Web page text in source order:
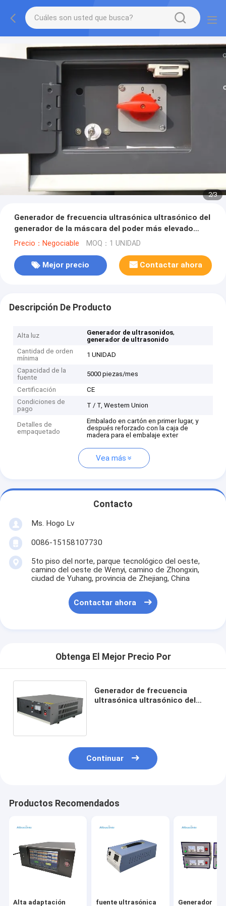
2/3
Generador de frecuencia ultrasónica ultrasónico del
generador de la máscara del poder más elevado
médico de la máquina
Precio：Negociable MOQ：1 UNIDAD
Mejor precio Contactar ahora
Descripción De Producto
Alta luz Generador de ultrasonidos,
generador de ultrasonido
Cantidad de orden
mínima
1 UNIDAD
Capacidad de la
fuente
5000 piezas/mes
Certificación
CE
Condiciones de
pago
T / T, Western Union
Detalles de
empaquetado
Embalado en cartón en primer lugar, y
después reforzado con la caja de
madera para el embalaje exter
Vea más
Contacto
Ms. Hogo Lv
0086-15158107730
5to piso del norte, parque tecnológico del oeste,
camino del oeste de Wenyi, camino de Zhongxin,
ciudad de Yuhang, provincia de Zhejiang, China
Contactar ahora
Obtenga El Mejor Precio Por
Generador de frecuencia
ultrasónica ultrasónico del
Continuar
Productos Recomendados
Alta adaptación fuente ultrasónica Generador